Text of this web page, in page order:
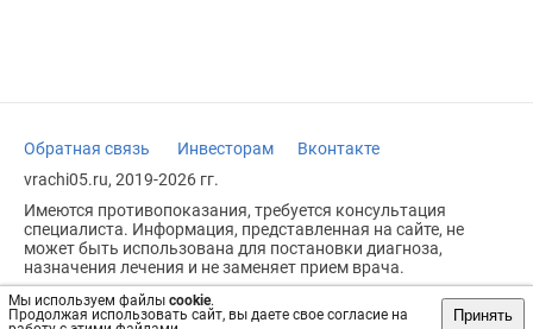
Мы используем файлы cookie.
Продолжая использовать сайт, вы даете свое согласие на
Принять
Обратная связь Инвесторам
Вконтакте
vrachi05.ru, 2019-2026 гг.
Имеются противопоказания, требуется консультация
специалиста. Информация, представленная на сайте, не
может быть использована для постановки диагноза,
назначения лечения и не заменяет прием врача.
Возрастное ограничение: 18+